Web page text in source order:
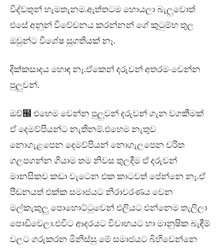
විද්වතුන් හැමතැනම.ඇත්තටම හොයලා බැලුවොත්
එසේ අනුන් විවේචනය කරන්නන් ගේ කුටුම්භ තුල
ඔවුන්ට විශේෂ සුගතියක් නෑ.
දික්කසාදය හොඳ නෑ.ඒකෙන් දරුවන් අතරමංවෙන්න
පුලුවන්.
ඔව්๬ එහෙම වෙන්න පුලුවන් දරුවන් ගැන වගකීමක්
ඒ දෙමව්පියන්ට නැතිනම්.එහෙම නැතුව
නොගැළපෙන දෙමව්පියන් නොගැලපෙන චරිත
ගලපගන්න ගියාම තම නිවස තුලදීම ඒ දරුවන්
මානසිකව කඩා වැටෙන එක කාටවත් පේන්නෙ නෑ.ඒ
පීඩනයත් එක්ක සමාජයට නිරාවරණය වෙන
මල්කැකුලු පොහොට්ටුවෙන් එලියට එන්නෙම තැලිලා
පොඩිවෙලා.එවිට ආදරයට විවාහයට හා මානුෂික බැඳීම්
වලට ගරුකරන මිනිස්සු මේ සමාජයට බිහිවෙන්නෙ